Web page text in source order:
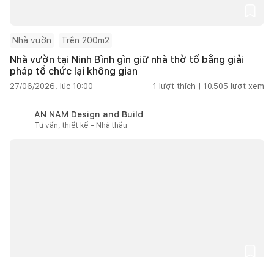
Nhà vườn Trên 200m2
Nhà vườn tại Ninh Bình gìn giữ nhà thờ tổ bằng giải
pháp tổ chức lại không gian
27/06/2026, lúc 10:00 1 lượt thích | 10.505 lượt xem
AN NAM Design and Build
Tư vấn, thiết kế - Nhà thầu